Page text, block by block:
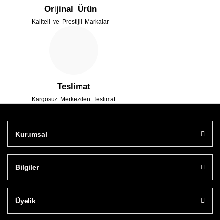
Orijinal Ürün
Kaliteli ve Prestijli Markalar
Teslimat
Kargosuz Merkezden Teslimat
Kurumsal
Bilgiler
Üyelik